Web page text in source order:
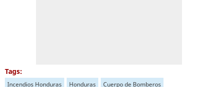
Tags:
Incendios Honduras Honduras Cuerpo de Bomberos